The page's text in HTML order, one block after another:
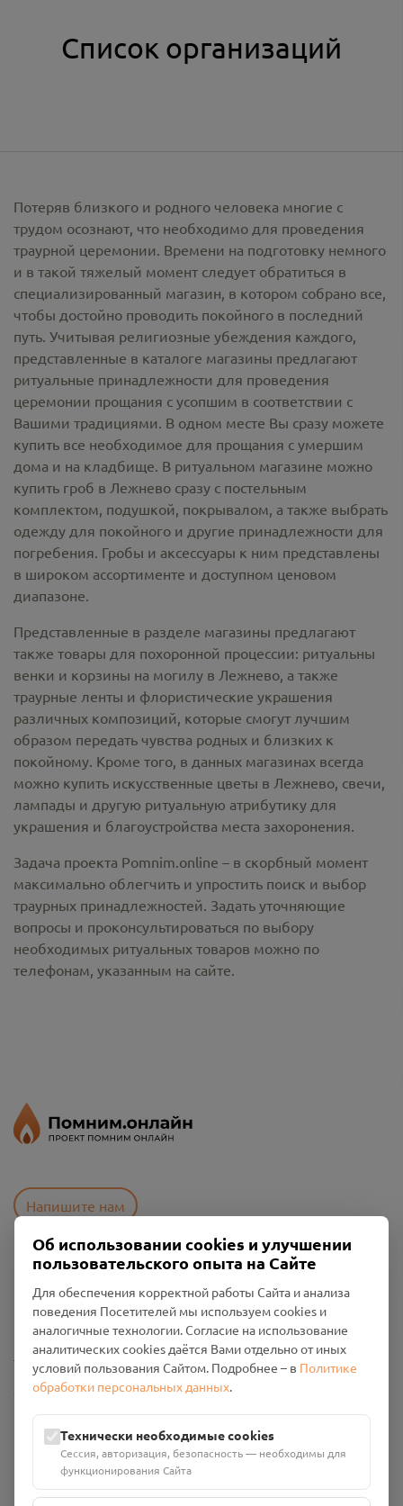
Список организаций
Потеряв близкого и родного человека многие с
трудом осознают, что необходимо для проведения
траурной церемонии. Времени на подготовку немного
и в такой тяжелый момент следует обратиться в
специализированный магазин, в котором собрано все,
чтобы достойно проводить покойного в последний
путь. Учитывая религиозные убеждения каждого,
представленные в каталоге магазины предлагают
ритуальные принадлежности для проведения
церемонии прощания с усопшим в соответствии с
Вашими традициями. В одном месте Вы сразу можете
купить все необходимое для прощания с умершим
дома и на кладбище. В ритуальном магазине можно
купить гроб в Лежнево сразу с постельным
комплектом, подушкой, покрывалом, а также выбрать
одежду для покойного и другие принадлежности для
погребения. Гробы и аксессуары к ним представлены
в широком ассортименте и доступном ценовом
диапазоне.
Представленные в разделе магазины предлагают
также товары для похоронной процессии: ритуальны
венки и корзины на могилу в Лежнево, а также
траурные ленты и флористические украшения
различных композиций, которые смогут лучшим
образом передать чувства родных и близких к
покойному. Кроме того, в данных магазинах всегда
можно купить искусственные цветы в Лежнево, свечи,
лампады и другую ритуальную атрибутику для
украшения и благоустройства места захоронения.
Задача проекта Pomnim.online – в скорбный момент
максимально облегчить и упростить поиск и выбор
траурных принадлежностей. Задать уточняющие
вопросы и проконсультироваться по выбору
необходимых ритуальных товаров можно по
телефонам, указанным на сайте.
Напишите нам
Политика конфиденциальности
Промо-материалы
Настройки cookies
Общество с ограниченной ответственностью «Смоленский
Проект Помним»
ИНН: 6700029207 ОГРН: 1256700001986
Юридический адрес: 216790, Смоленская область, р-н
Руднянский, г. Рудня, улица Западная, д. 26А, пом. 18
Номер счёта: 40702810901130004287 в АО "АЛЬФА-БАНК"
Об использовании cookies и улучшении
пользовательского опыта на Сайте
Для обеспечения корректной работы Сайта и анализа
поведения Посетителей мы используем cookies и
аналогичные технологии. Согласие на использование
аналитических cookies даётся Вами отдельно от иных
условий пользования Сайтом. Подробнее – в Политике
обработки персональных данных.
Технически необходимые cookies
Сессия, авторизация, безопасность — необходимы для
функционирования Сайта